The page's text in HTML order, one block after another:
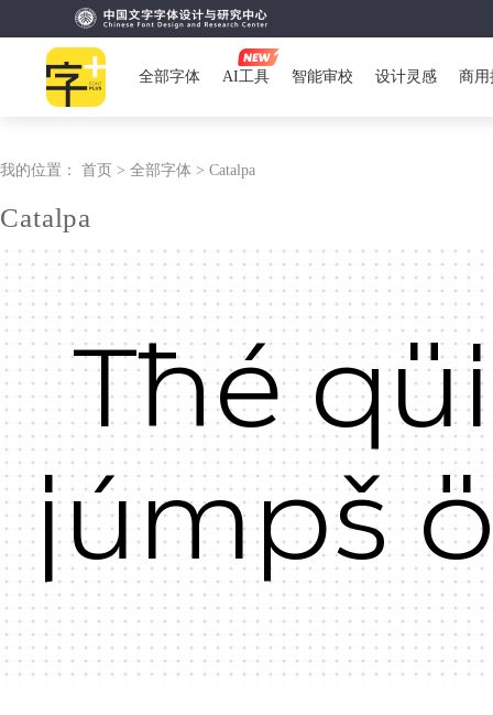
全部字体 AI工具 智能审校 设计灵感 商用
我的位置： 首页 > 全部字体 > Catalpa
Catalpa
Tħé
júmpš